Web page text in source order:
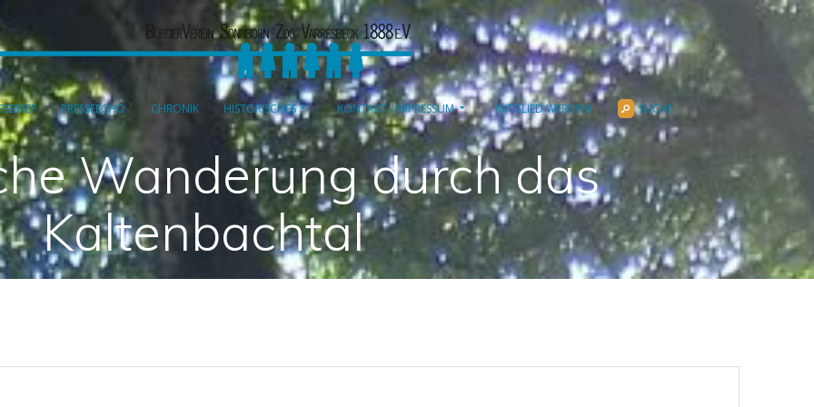
PRESSEECHO CHRONIK HISTORISCHES KONTAKT / IMPRESSUM MITGLIED WERDEN! SUCHE
Wanderung durch das
Kaltenbachtal